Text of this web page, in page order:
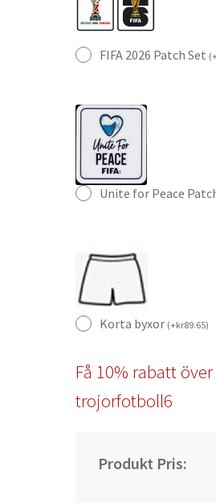
FIFA 2026 Patch Set (+
Unite for Peace
Korta byxor (+kr89.65)
Få 10% rabatt
trojorfotboll6
Produkt Pris: